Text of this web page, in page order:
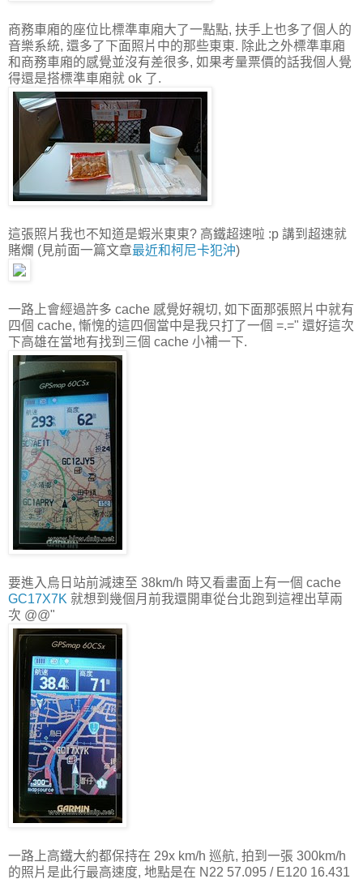
商務車廂的座位比標準車廂大了一點點, 扶手上也多了個人的
音樂系統, 還多了下面照片中的那些東東. 除此之外標準車廂
和商務車廂的感覺並沒有差很多, 如果考量票價的話我個人覺
得還是搭標準車廂就 ok 了.
這張照片我也不知道是蝦米東東? 高鐵超速啦 :p 講到超速就
賭爛 (見前面一篇文章最近和柯尼卡犯沖)
一路上會經過許多 cache 感覺好親切, 如下面那張照片中就有
四個 cache, 慚愧的這四個當中是我只打了一個 =.=" 還好這次
下高雄在當地有找到三個 cache 小補一下.
要進入烏日站前減速至 38km/h 時又看畫面上有一個 cache
GC17X7K 就想到幾個月前我還開車從台北跑到這裡出草兩
次 @@"
一路上高鐵大約都保持在 29x km/h 巡航, 拍到一張 300km/h
的照片是此行最高速度, 地點是在 N22 57.095 / E120 16.431